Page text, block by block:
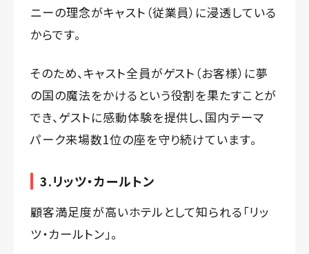
ニーの理念がキャスト（従業員）に浸透している
からです。
そのため、キャスト全員がゲスト（お客様）に夢
の国の魔法をかけるという役割を果たすことが
でき、ゲストに感動体験を提供し、国内テーマ
パーク来場数1位の座を守り続けています。
3.リッツ・カールトン
顧客満足度が高いホテルとして知られる「リッ
ツ・カールトン」。